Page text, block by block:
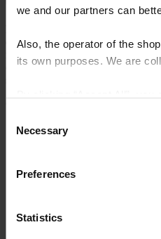
we and our partners can
Also, the operator of the
its own purposes. We are
Selection
Necessary
Preferences
Statistics
designers, détaillants et fabricants
mondial de contenus produits,
complexité, d’augmenter les
Pourquoi Cyncly
Produits
Contactez-nous
Cuisines